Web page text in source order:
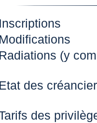
Inscriptions
Modifications
Radiations (y
Etat des
des